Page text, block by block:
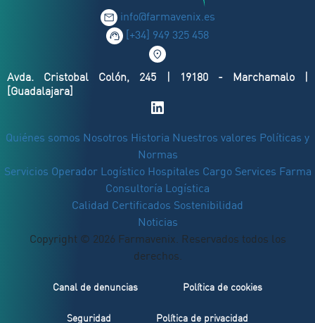
info@farmavenix.es
[+34] 949 325 458
Avda. Cristobal Colón, 245 | 19180 - Marchamalo |
[Guadalajara]
Quiénes somos Nosotros Historia Nuestros valores Políticas y
Normas
Servicios Operador Logístico Hospitales Cargo Services Farma
Consultoría Logística
Calidad Certificados Sostenibilidad
Noticias
Copyright © 2026 Farmavenix. Reservados todos los
derechos.
Canal de denuncias Política de cookies
Seguridad Política de privacidad